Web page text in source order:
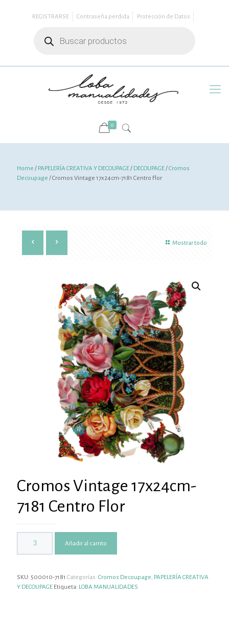
REGISTRARSE Contraseña perdida
Protección de Datos
productos
0
Home / PAPELERÍA CREATIVA Y DECOUPAGE/ DECOUPAGE/Cromos
Decoupage / Cromos Vintage 17x24cm-7181 Centro Flor
Mostrar todo
Cromos Vintage 17x24cm-
7181 Centro Flor
Añadir al carrito
SKU: 500010-7181 Categorías: Cromos Decoupage, PAPELERÍA CREATIVA
Y DECOUPAGE Etiqueta: LOBA MANUALIDADES